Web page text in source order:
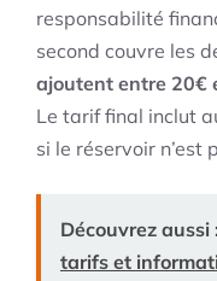
responsabilité
second couvre les
ajoutent entre 20€
Le tarif final inclut
si le réservoir n’est
Découvrez aussi :
tarifs et